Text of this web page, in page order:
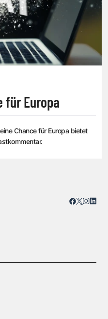
für Europa
Chance für Europa bietet